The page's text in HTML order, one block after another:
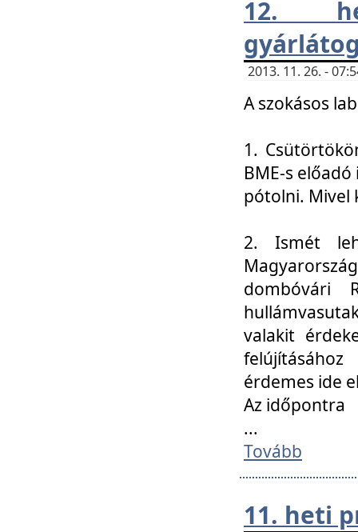
12.
2013. 11. 26. -
A szokásos
1.
BME-s
pótolni. Mivel
2. Ismét
dombóvári
valakit
érdemes ide
Az időpontra
...
Tovább
11. heti